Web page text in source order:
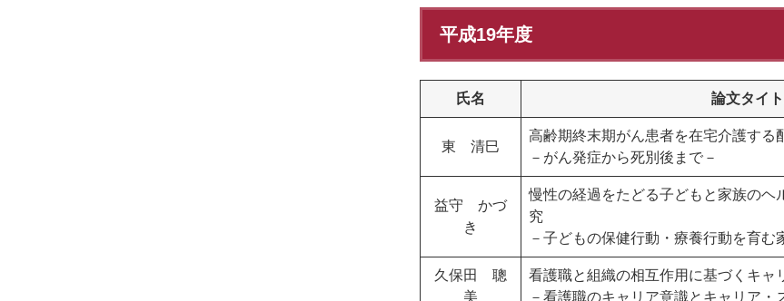
平成19年度
氏名 論文タイ
東 清巳
高齢期終末期がん患者を在宅介護する
－がん発症から死別後まで－
益守 かづ
き
慢性の経過をたどる子どもと家族のヘ
究
－子どもの保健行動・療養行動を育む
久保田 聰
美
看護職と組織の相互作用に基づくキャ
－看護職のキャリア意識とキャリア・